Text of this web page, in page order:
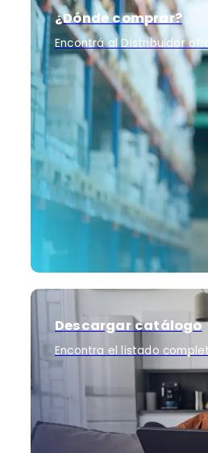
¿Dónde comprar?
Encontrá al Distribuidor
Descargar catálogo
Encontra el listado